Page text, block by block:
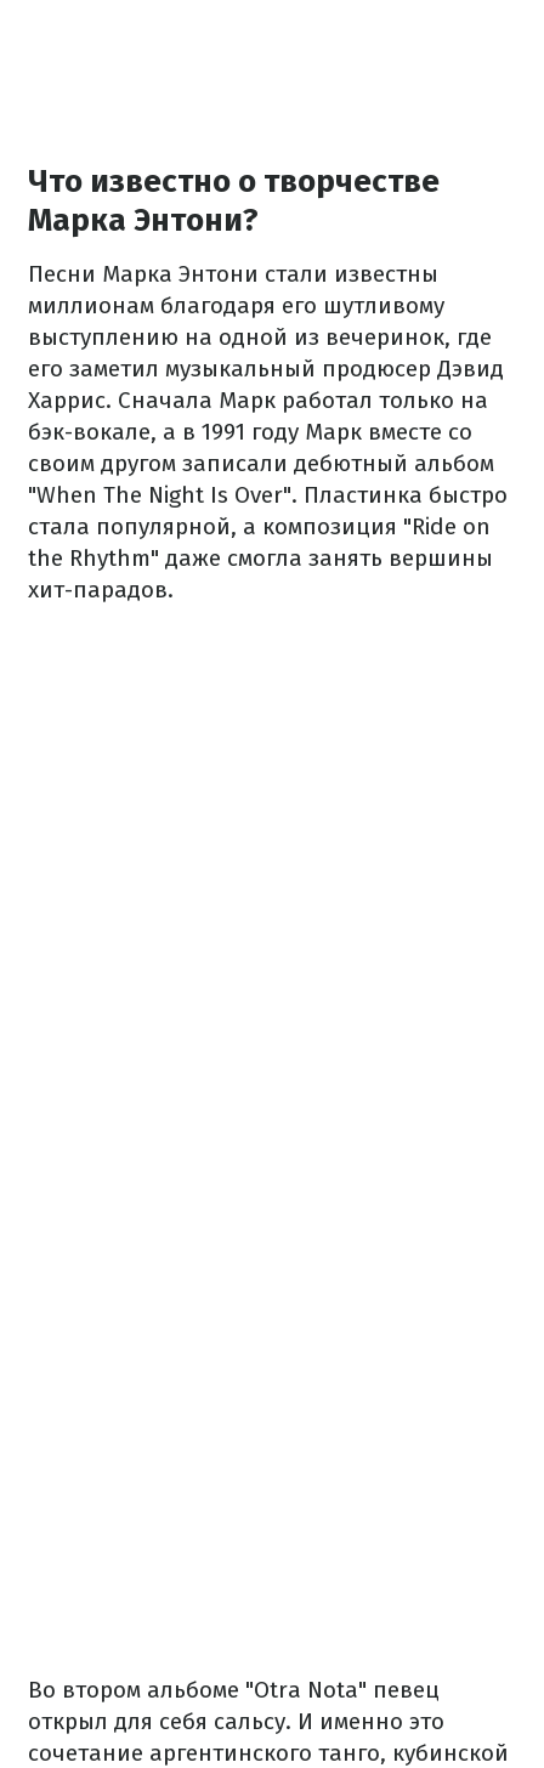
Что известно о творчестве
Марка Энтони?
Песни Марка Энтони стали известны
миллионам благодаря его шутливому
выступлению на одной из вечеринок, где
его заметил музыкальный продюсер Дэвид
Харрис. Сначала Марк работал только на
бэк-вокале, а в 1991 году Марк вместе со
своим другом записали дебютный альбом
"When The Night Is Over". Пластинка быстро
стала популярной, а композиция "Ride on
the Rhythm" даже смогла занять вершины
хит-парадов.
Во втором альбоме "Otra Nota" певец
открыл для себя сальсу. И именно это
сочетание аргентинского танго, кубинской